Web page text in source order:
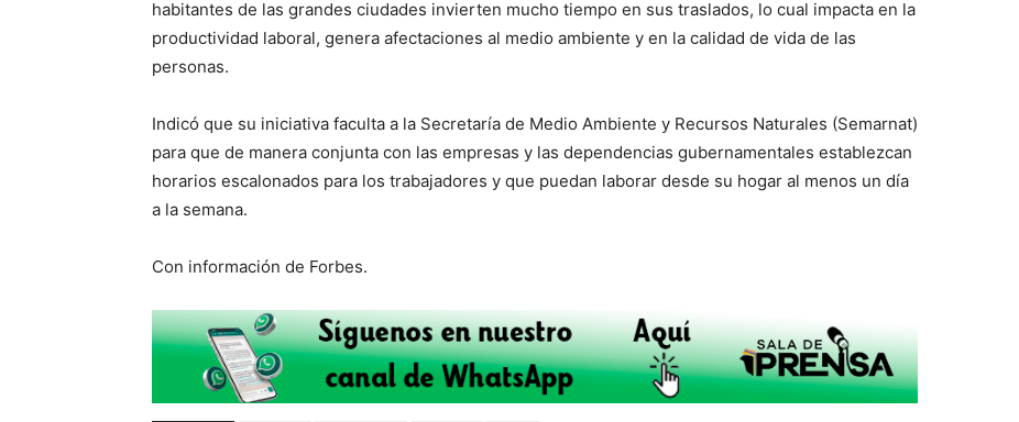
habitantes de las grandes ciudades invierten mucho tiempo en sus traslados, lo cual impacta en la
productividad laboral, genera afectaciones al medio ambiente y en la calidad de vida de las
personas.
Indicó que su iniciativa faculta a la Secretaría de Medio Ambiente y Recursos Naturales (Semarnat)
para que de manera conjunta con las empresas y las dependencias gubernamentales establezcan
horarios escalonados para los trabajadores y que puedan laborar desde su hogar al menos un día
a la semana.
Con información de Forbes.